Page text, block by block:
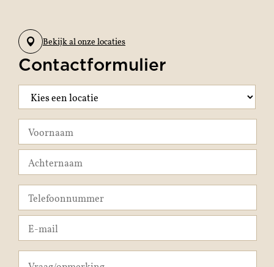
Bekijk al onze locaties
Contactformulier